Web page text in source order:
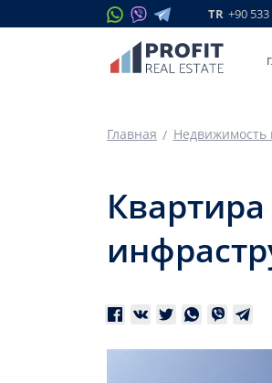
TR +90
Главная Недвижимость